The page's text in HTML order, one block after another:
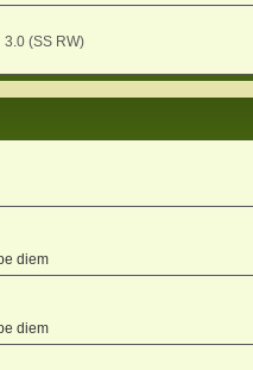
(SS RW)
diem
diem